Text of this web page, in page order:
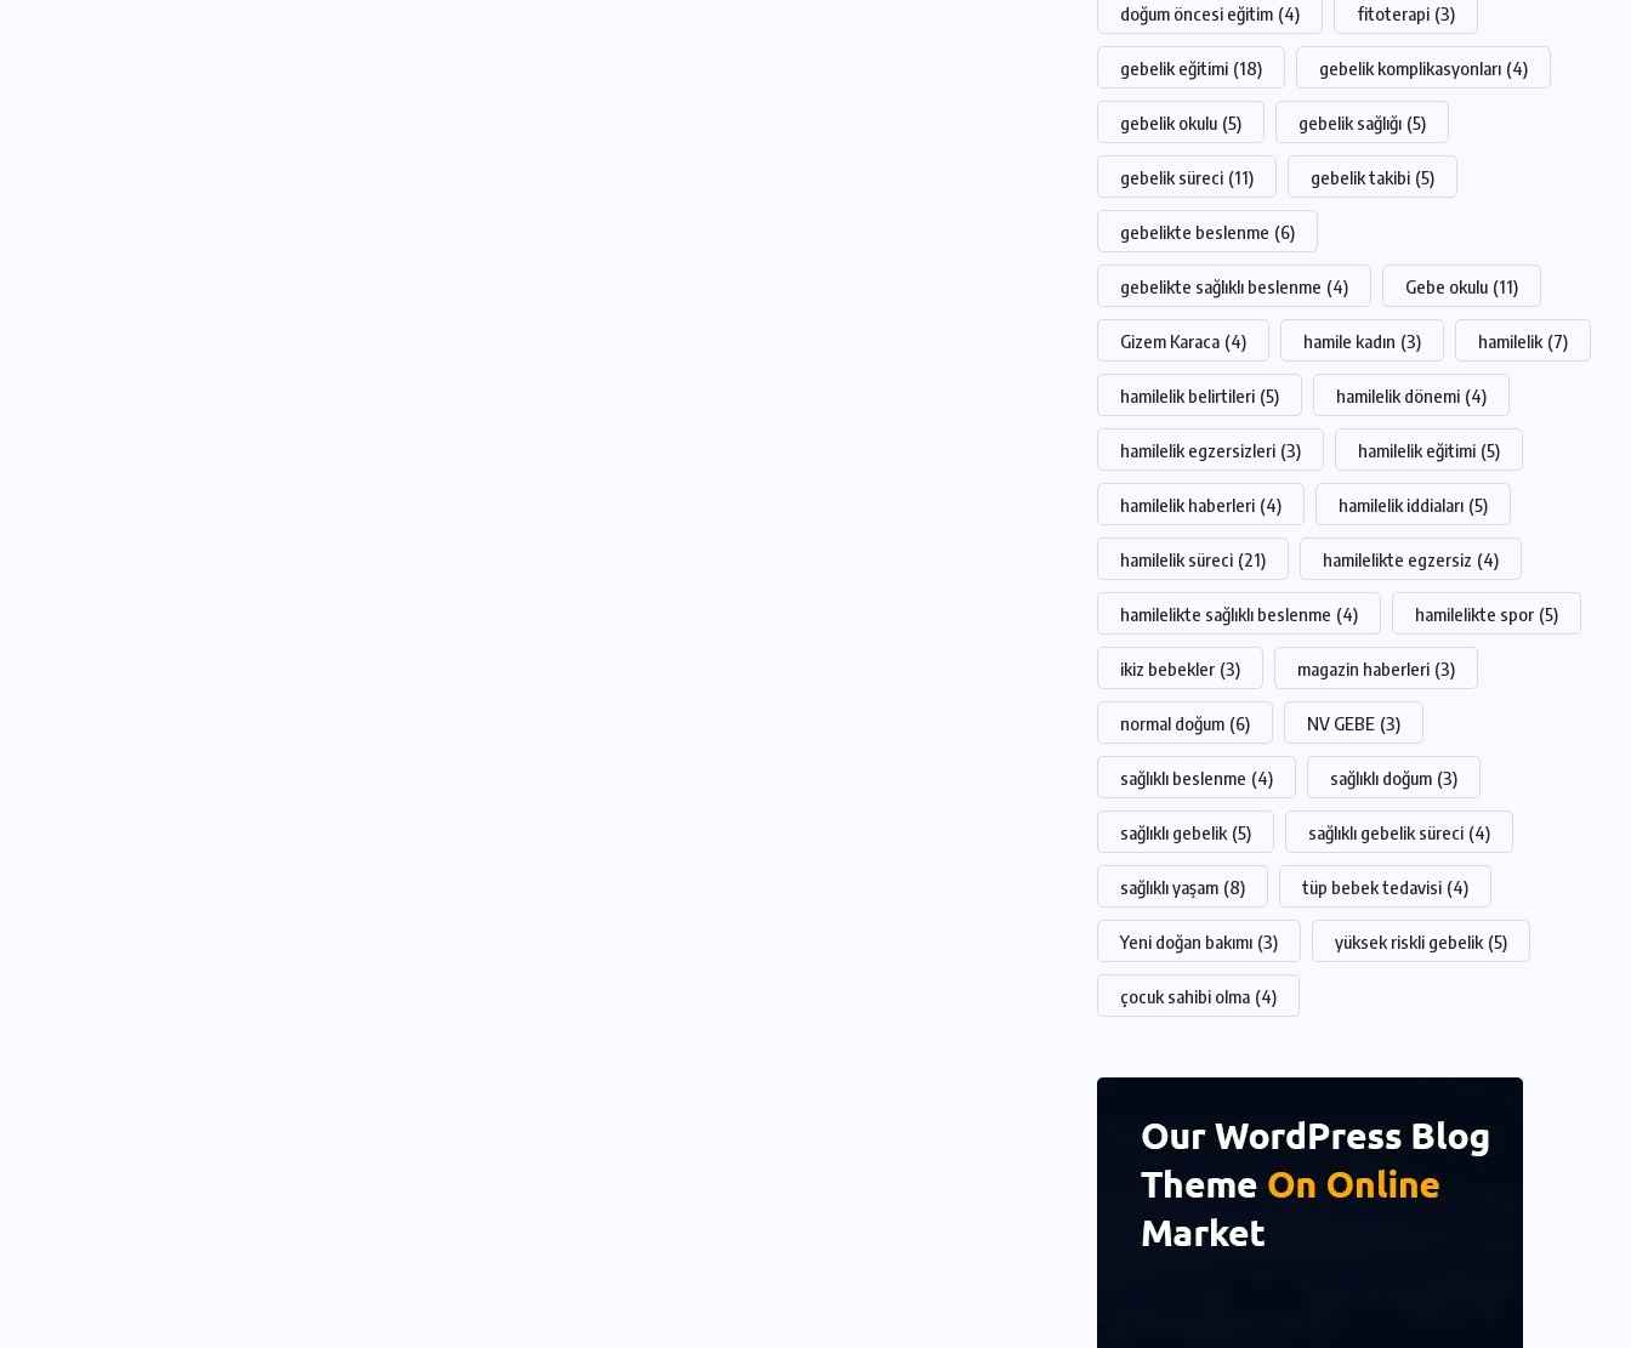
doğum öncesi eğitim (4) fitoterapi (3)
gebelik eğitimi (18) gebelik komplikasyonları (4)
gebelik okulu (5) gebelik sağlığı (5)
gebelik süreci (11) gebelik takibi (5)
gebelikte beslenme (6)
gebelikte sağlıklı beslenme (4) Gebe okulu (11)
Gizem Karaca (4) hamile kadın (3) hamilelik (7)
hamilelik belirtileri (5) hamilelik dönemi (4)
hamilelik egzersizleri (3) hamilelik eğitimi (5)
hamilelik haberleri (4) hamilelik iddiaları (5)
hamilelik süreci (21) hamilelikte egzersiz (4)
hamilelikte sağlıklı beslenme (4) hamilelikte spor (5)
ikiz bebekler (3) magazin haberleri (3)
normal doğum (6) NV GEBE (3)
sağlıklı beslenme (4) sağlıklı doğum (3)
sağlıklı gebelik (5) sağlıklı gebelik süreci (4)
sağlıklı yaşam (8) tüp bebek tedavisi (4)
Yeni doğan bakımı (3) yüksek riskli gebelik (5)
çocuk sahibi olma (4)